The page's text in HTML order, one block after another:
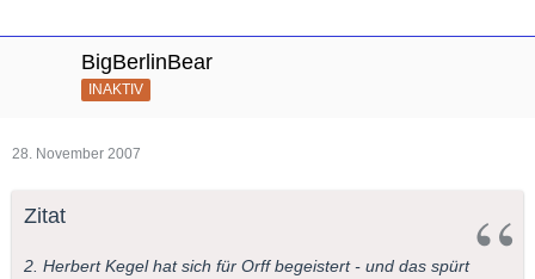
BigBerlinBear
INAKTIV
28. November 2007
Zitat
2. Herbert Kegel hat sich für Orff begeistert - und das spürt